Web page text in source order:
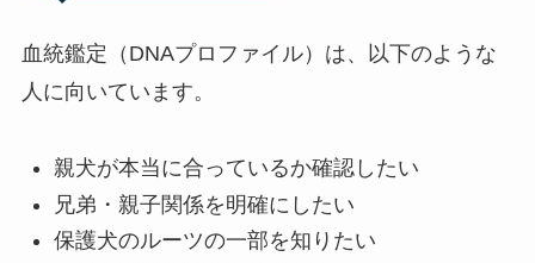
血統鑑定（DNAプロファイル）は、以下のような
人に向いています。
親犬が本当に合っているか確認したい
兄弟・親子関係を明確にしたい
保護犬のルーツの一部を知りたい